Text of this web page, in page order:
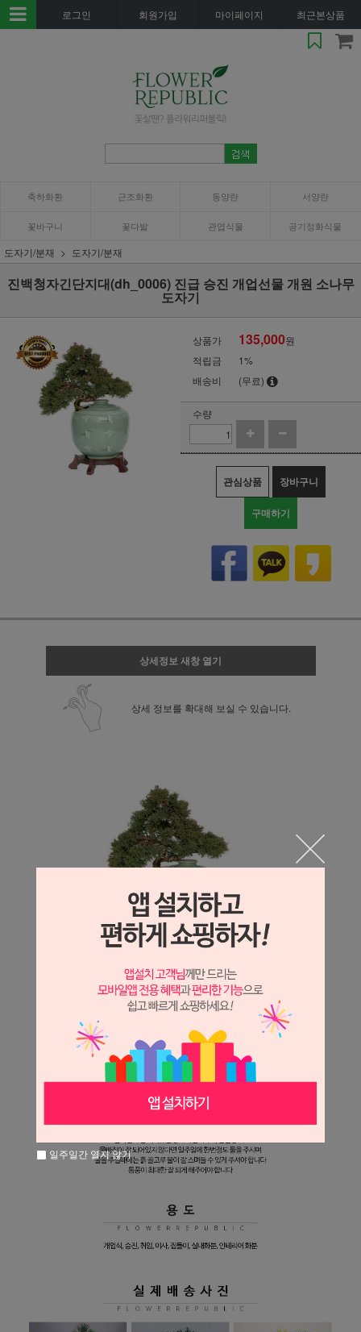
로그인 회원가입 마이페이지 최근본상품
축하화환 근조화환 동양란 서양란
꽃바구니 꽃다발 관엽식물 공기정화식물
도자기/분재 도자기/분재
진백청자긴단지대(dh_0006) 진급 승진 개업선물 개원 소나무
도자기
상품가 135,000원
적립금
1%
배송비
(무료)
수량
관심상품 장바구니
구매하기
상세정보 새창 열기
상세 정보를 확대해 보실 수 있습니다.
일주일간 열지 않기